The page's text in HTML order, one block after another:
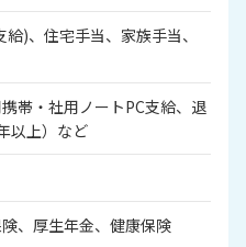
)、住宅手当、家族手当、
帯・社用ノートPC支給、退
以上）など
、厚生年金、健康保険